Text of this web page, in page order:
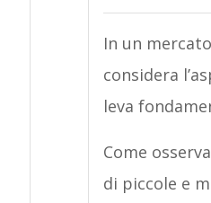
In un
considera
leva
Come
di piccole e